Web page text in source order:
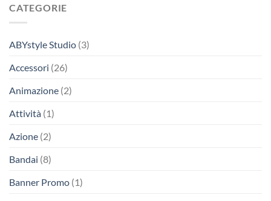
CATEGORIE
ABYstyle Studio (3)
Accessori (26)
Animazione (2)
Attività (1)
Azione (2)
Bandai (8)
Banner Promo (1)